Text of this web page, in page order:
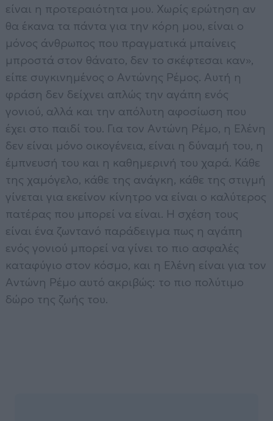
είναι η προτεραιότητα μου. Χωρίς ερώτηση αν
θα έκανα τα πάντα για την κόρη μου, είναι ο
μόνος άνθρωπος που πραγματικά μπαίνεις
μπροστά στον θάνατο, δεν το σκέφτεσαι καν»,
είπε συγκινημένος ο Αντώνης Ρέμος. Αυτή η
φράση δεν δείχνει απλώς την αγάπη ενός
γονιού, αλλά και την απόλυτη αφοσίωση που
έχει στο παιδί του. Για τον Αντώνη Ρέμο, η Ελένη
δεν είναι μόνο οικογένεια, είναι η δύναμή του, η
έμπνευσή του και η καθημερινή του χαρά. Κάθε
της χαμόγελο, κάθε της ανάγκη, κάθε της στιγμή
γίνεται για εκείνον κίνητρο να είναι ο καλύτερος
πατέρας που μπορεί να είναι. Η σχέση τους
είναι ένα ζωντανό παράδειγμα πως η αγάπη
ενός γονιού μπορεί να γίνει το πιο ασφαλές
καταφύγιο στον κόσμο, και η Ελένη είναι για τον
Αντώνη Ρέμο αυτό ακριβώς: το πιο πολύτιμο
δώρο της ζωής του.